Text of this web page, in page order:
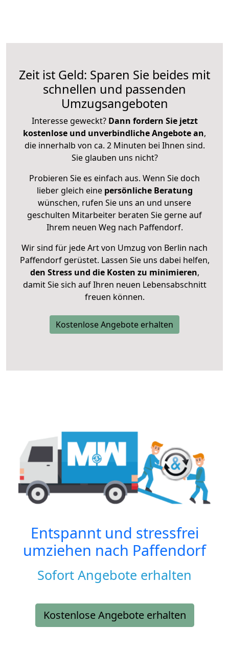
Zeit ist Geld: Sparen Sie beides mit
schnellen und passenden
Umzugsangeboten
Interesse geweckt? Dann fordern Sie jetzt
kostenlose und unverbindliche Angebote an,
die innerhalb von ca. 2 Minuten bei Ihnen sind.
Sie glauben uns nicht?
Probieren Sie es einfach aus. Wenn Sie doch
lieber gleich eine persönliche Beratung
wünschen, rufen Sie uns an und unsere
geschulten Mitarbeiter beraten Sie gerne auf
Ihrem neuen Weg nach Paffendorf.
Wir sind für jede Art von Umzug von Berlin nach
Paffendorf gerüstet. Lassen Sie uns dabei helfen,
den Stress und die Kosten zu minimieren,
damit Sie sich auf Ihren neuen Lebensabschnitt
freuen können.
Kostenlose Angebote erhalten
Entspannt und stressfrei
umziehen nach Paffendorf
Sofort Angebote erhalten
Kostenlose Angebote erhalten